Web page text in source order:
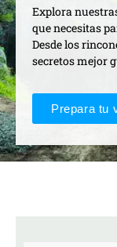
Explora
que necesitas
Desde los
secretos mejor
Prepara tu